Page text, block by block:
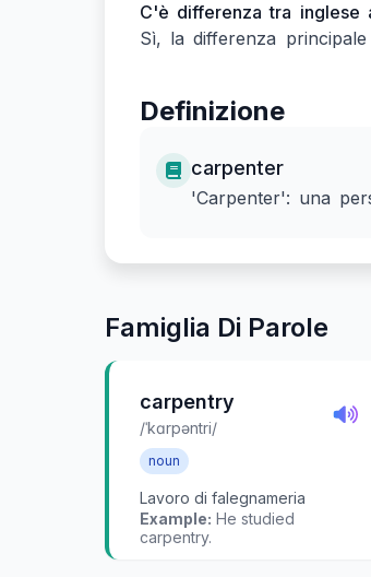
C'è differenza tra inglese
Sì, la differenza
Definizione
carpenter
'Carpenter': una
Famiglia Di Parole
carpentry
/ˈkɑrpəntri/
noun
Lavoro di falegnameria
Example: He studied
carpentry.